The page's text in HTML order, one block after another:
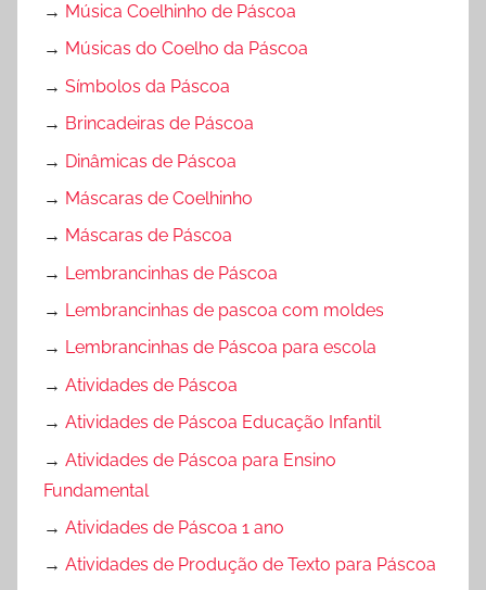
→ Música Coelhinho de Páscoa
→ Músicas do Coelho da Páscoa
→ Símbolos da Páscoa
→ Brincadeiras de Páscoa
→ Dinâmicas de Páscoa
→ Máscaras de Coelhinho
→ Máscaras de Páscoa
→ Lembrancinhas de Páscoa
→ Lembrancinhas de pascoa com moldes
→ Lembrancinhas de Páscoa para escola
→ Atividades de Páscoa
→ Atividades de Páscoa Educação Infantil
→ Atividades de Páscoa para Ensino
Fundamental
→ Atividades de Páscoa 1 ano
→ Atividades de Produção de Texto para Páscoa